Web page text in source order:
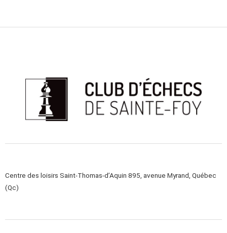
Centre des loisirs Saint-Thomas-d’Aquin 895, avenue Myrand, Québec
(Qc)